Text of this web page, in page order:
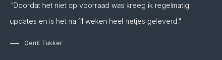
"Doordat het niet op voorraad was kreeg ik regelmatig
updates en is het na 11 weken heel netjes geleverd."
Gerrit Tukker